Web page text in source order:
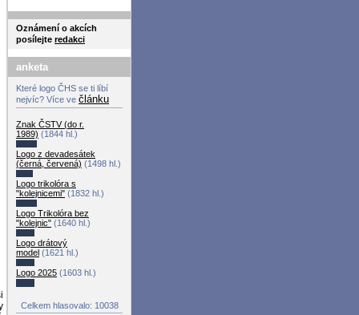
Oznámení o akcích
posílejte redakci
anketa
Které logo ČHS se ti líbí
nejvíc? Více ve článku
Znak ČSTV (do r.
1989) (1844 hl.)
Logo z devadesátek
(černá, červená) (1498 hl.)
Logo trikolóra s
"kolejnicemi" (1832 hl.)
Logo Trikolóra bez
"kolejnic" (1640 hl.)
Logo drátový
model (1621 hl.)
Logo 2025 (1603 hl.)
Celkem hlasovalo: 10038